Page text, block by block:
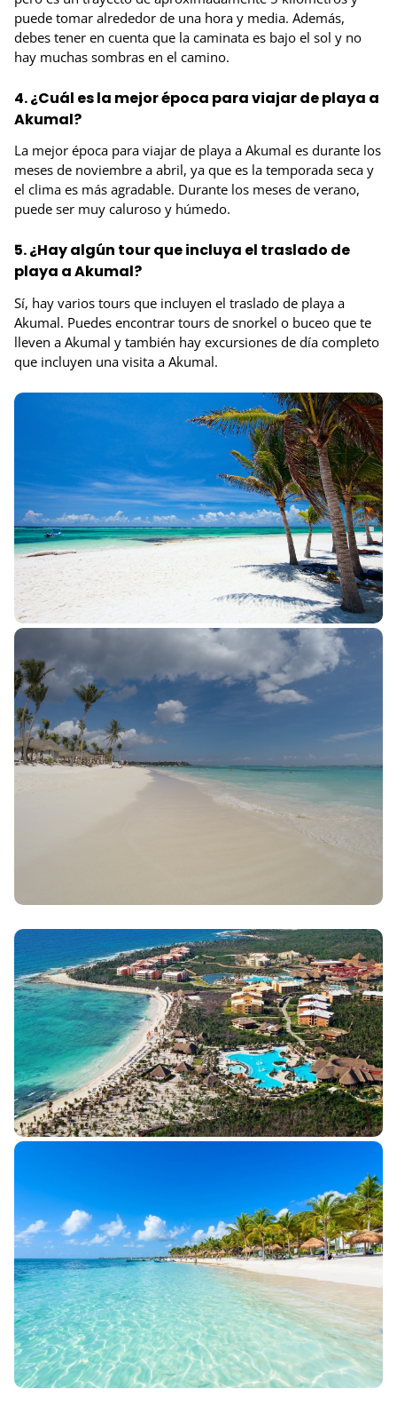
puede tomar alrededor de una hora y media. Además,
debes tener en cuenta que la caminata es bajo el sol y no
hay muchas sombras en el camino.
4. ¿Cuál es la mejor época para viajar de playa a
Akumal?
La mejor época para viajar de playa a Akumal es durante los
meses de noviembre a abril, ya que es la temporada seca y
el clima es más agradable. Durante los meses de verano,
puede ser muy caluroso y húmedo.
5. ¿Hay algún tour que incluya el traslado de
playa a Akumal?
Sí, hay varios tours que incluyen el traslado de playa a
Akumal. Puedes encontrar tours de snorkel o buceo que te
lleven a Akumal y también hay excursiones de día completo
que incluyen una visita a Akumal.